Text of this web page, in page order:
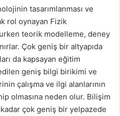
tasarımlanması ve
rol oynayan Fizik
teorik modelleme, deney
Çok geniş bir altyapıda
da kapsayan eğitim
geniş bilgi birikimi ve
çalışma ve ilgi alanlarının
olmasına neden olur. Bilişim
çok geniş bir yelpazede